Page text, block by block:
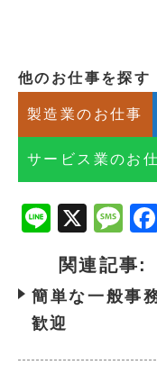
他のお仕事を探す
製造業のお仕事
サービス業のお
Line
X
関連記事:
簡単な一般事
歓迎